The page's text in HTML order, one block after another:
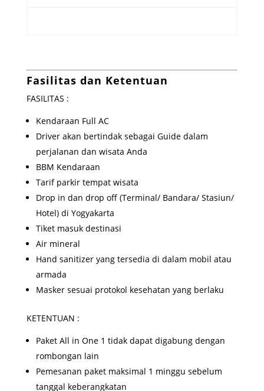
Fasilitas dan Ketentuan
FASILITAS :
Kendaraan Full AC
Driver akan bertindak sebagai Guide dalam
perjalanan dan wisata Anda
BBM Kendaraan
Tarif parkir tempat wisata
Drop in dan drop off (Terminal/ Bandara/ Stasiun/
Hotel) di Yogyakarta
Tiket masuk destinasi
Air mineral
Hand sanitizer yang tersedia di dalam mobil atau
armada
Masker sesuai protokol kesehatan yang berlaku
KETENTUAN :
Paket All in One 1 tidak dapat digabung dengan
rombongan lain
Pemesanan paket maksimal 1 minggu sebelum
tanggal keberangkatan